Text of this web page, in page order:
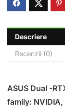
Descriere
Recenzii (0)
ASUS Dual -
family: